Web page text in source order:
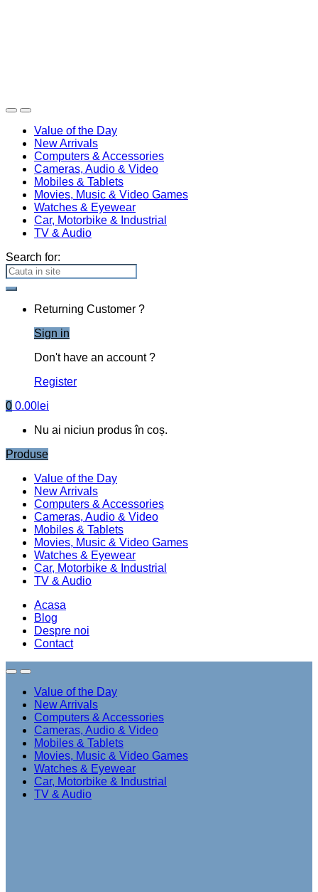
Value of the Day
New Arrivals
Computers & Accessories
Cameras, Audio & Video
Mobiles & Tablets
Movies, Music & Video Games
Watches & Eyewear
Car, Motorbike & Industrial
TV & Audio
Search for:
Returning Customer ?
Sign in
Don't have an account ?
Register
0 0.00 lei
Nu ai niciun produs în coș.
Produse
Value of the Day
New Arrivals
Computers & Accessories
Cameras, Audio & Video
Mobiles & Tablets
Movies, Music & Video Games
Watches & Eyewear
Car, Motorbike & Industrial
TV & Audio
Acasa
Blog
Despre noi
Contact
Value of the Day
New Arrivals
Computers & Accessories
Cameras, Audio & Video
Mobiles & Tablets
Movies, Music & Video Games
Watches & Eyewear
Car, Motorbike & Industrial
TV & Audio